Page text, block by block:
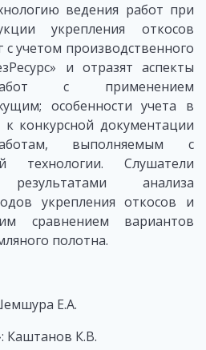
ведения работ при
укрепления откосов
учетом производственного
и отразят аспекты
с применением
особенности учета в
к конкурсной документации
выполняемым с
технологии. Слушатели
анализа
укрепления откосов и
сравнением вариантов
полотна.
Е.А.
Каштанов К.В.